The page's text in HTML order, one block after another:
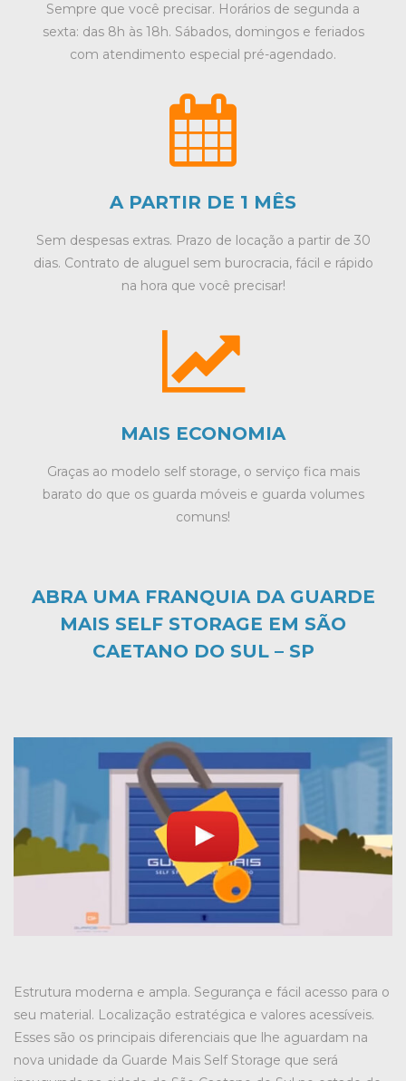
Sempre que você precisar. Horários de segunda a
sexta: das 8h às 18h. Sábados, domingos e feriados
com atendimento especial pré-agendado.
A PARTIR DE 1 MÊS
Sem despesas extras. Prazo de locação a partir de 30
dias. Contrato de aluguel sem burocracia, fácil e rápido
na hora que você precisar!
MAIS ECONOMIA
Graças ao modelo self storage, o serviço fica mais
barato do que os guarda móveis e guarda volumes
comuns!
ABRA UMA FRANQUIA DA GUARDE
MAIS SELF STORAGE EM SÃO
CAETANO DO SUL – SP
Estrutura moderna e ampla. Segurança e fácil acesso para o
seu material. Localização estratégica e valores acessíveis.
Esses são os principais diferenciais que lhe aguardam na
nova unidade da Guarde Mais Self Storage que será